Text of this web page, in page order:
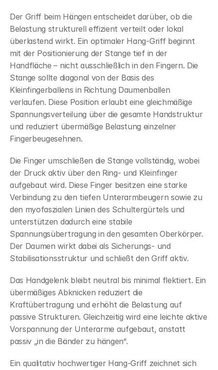
Der Griff beim Hängen entscheidet darüber, ob die
Belastung strukturell effizient verteilt oder lokal
überlastend wirkt. Ein optimaler Hang-Griff beginnt
mit der Positionierung der Stange tief in der
Handfläche – nicht ausschließlich in den Fingern. Die
Stange sollte diagonal von der Basis des
Kleinfingerballens in Richtung Daumenballen
verlaufen. Diese Position erlaubt eine gleichmäßige
Spannungsverteilung über die gesamte Handstruktur
und reduziert übermäßige Belastung einzelner
Fingerbeugesehnen.
Die Finger umschließen die Stange vollständig, wobei
der Druck aktiv über den Ring- und Kleinfinger
aufgebaut wird. Diese Finger besitzen eine starke
Verbindung zu den tiefen Unterarmbeugern sowie zu
den myofaszialen Linien des Schultergürtels und
unterstützen dadurch eine stabile
Spannungsübertragung in den gesamten Oberkörper.
Der Daumen wirkt dabei als Sicherungs- und
Stabilisationsstruktur und schließt den Griff aktiv.
Das Handgelenk bleibt neutral bis minimal flektiert. Ein
übermäßiges Abknicken reduziert die
Kraftübertragung und erhöht die Belastung auf
passive Strukturen. Gleichzeitig wird eine leichte aktive
Vorspannung der Unterarme aufgebaut, anstatt
passiv „in die Bänder zu hängen“.
Ein qualitativ hochwertiger Hang-Griff zeichnet sich